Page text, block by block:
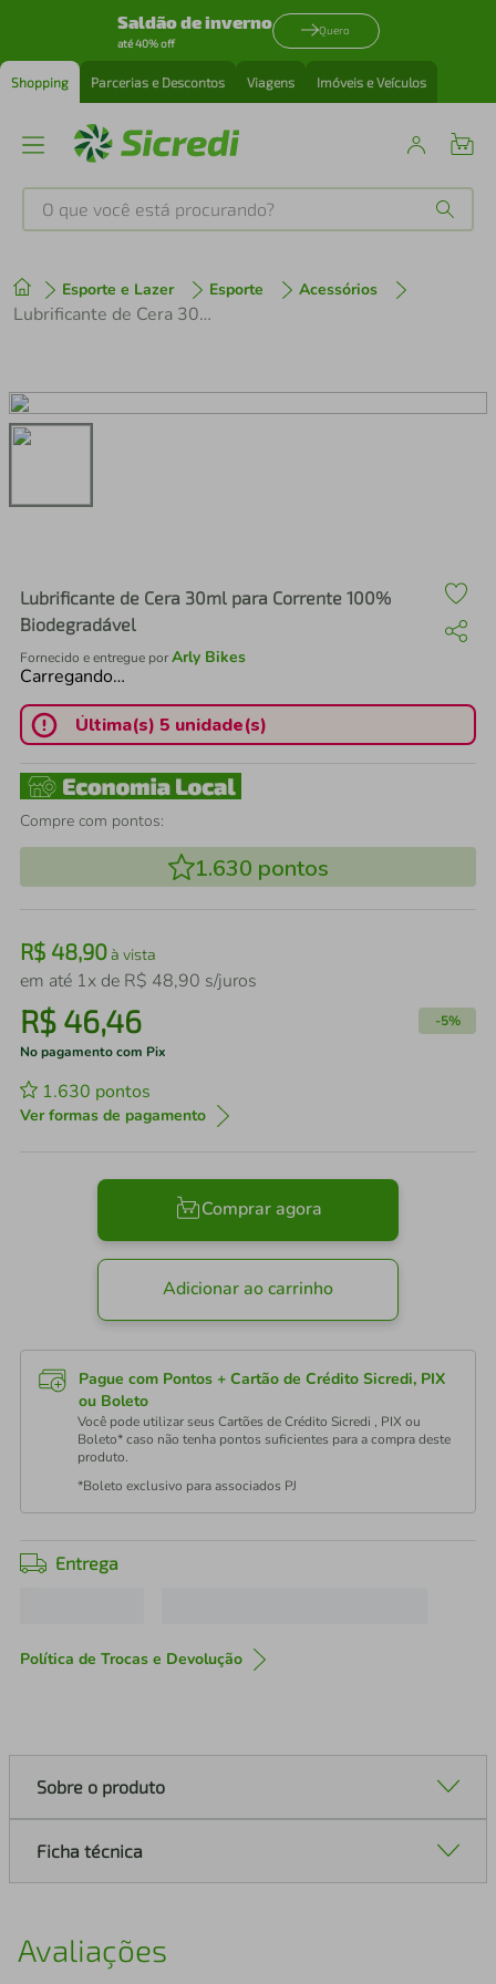
Saldão de inverno
até 40% off
Quero
Shopping Parcerias e Descontos Viagens Imóveis e Veículos
O que você está procurando?
Esporte e Lazer Esporte Acessórios
Lubrificante de Cera 30ml para Corrente 100% Biodegradável
Lubrificante de Cera 30ml para Corrente 100%
Biodegradável
Fornecido e entregue porArly Bikes
Carregando…
Última(s) 5 unidade(s)
Compre com pontos:
1.630 pontos
R$ 48,90à vista
em até 1x de R$ 48,90 s/juros
R$ 46,46 -5%
No pagamento com Pix
1.630 pontos
Ver formas de pagamento
Comprar agora
Adicionar ao carrinho
Pague com Pontos + Cartão de Crédito Sicredi, PIX
ou Boleto
Você pode utilizar seus Cartões de Crédito Sicredi , PIX ou
Boleto* caso não tenha pontos suficientes para a compra deste
produto.
*Boleto exclusivo para associados PJ
Entrega
Política de Trocas e Devolução
Sobre o produto
Ficha técnica
Avaliações
1º tenis